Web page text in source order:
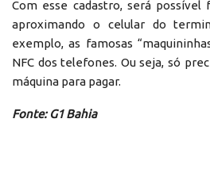
Com esse cadastro, será possível
aproximando o celular do
exemplo, as famosas
NFC dos telefones. Ou seja, só
máquina para pagar.
Fonte: G1 Bahia